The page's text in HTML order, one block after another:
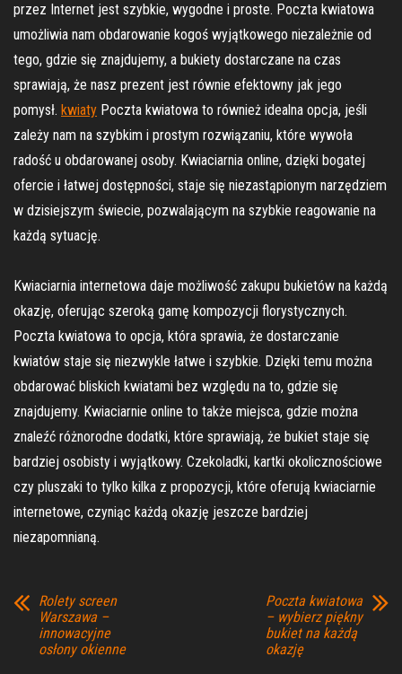
przez Internet jest szybkie, wygodne i proste. Poczta kwiatowa
umożliwia nam obdarowanie kogoś wyjątkowego niezależnie od
tego, gdzie się znajdujemy, a bukiety dostarczane na czas
sprawiają, że nasz prezent jest równie efektowny jak jego
pomysł. kwiaty Poczta kwiatowa to również idealna opcja, jeśli
zależy nam na szybkim i prostym rozwiązaniu, które wywoła
radość u obdarowanej osoby. Kwiaciarnia online, dzięki bogatej
ofercie i łatwej dostępności, staje się niezastąpionym narzędziem
w dzisiejszym świecie, pozwalającym na szybkie reagowanie na
każdą sytuację.
Kwiaciarnia internetowa daje możliwość zakupu bukietów na każdą
okazję, oferując szeroką gamę kompozycji florystycznych.
Poczta kwiatowa to opcja, która sprawia, że dostarczanie
kwiatów staje się niezwykle łatwe i szybkie. Dzięki temu można
obdarować bliskich kwiatami bez względu na to, gdzie się
znajdujemy. Kwiaciarnie online to także miejsca, gdzie można
znaleźć różnorodne dodatki, które sprawiają, że bukiet staje się
bardziej osobisty i wyjątkowy. Czekoladki, kartki okolicznościowe
czy pluszaki to tylko kilka z propozycji, które oferują kwiaciarnie
internetowe, czyniąc każdą okazję jeszcze bardziej
niezapomnianą.
Rolety screen
Warszawa –
innowacyjne
osłony okienne
Poczta kwiatowa
– wybierz piękny
bukiet na każdą
okazję